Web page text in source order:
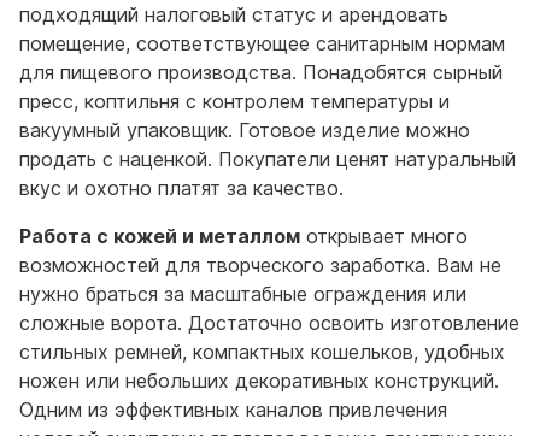
подходящий налоговый статус и арендовать
помещение, соответствующее санитарным нормам
для пищевого производства. Понадобятся сырный
пресс, коптильня с контролем температуры и
вакуумный упаковщик. Готовое изделие можно
продать с наценкой. Покупатели ценят натуральный
вкус и охотно платят за качество.
Работа с кожей и металлом открывает много
возможностей для творческого заработка. Вам не
нужно браться за масштабные ограждения или
сложные ворота. Достаточно освоить изготовление
стильных ремней, компактных кошельков, удобных
ножен или небольших декоративных конструкций.
Одним из эффективных каналов привлечения